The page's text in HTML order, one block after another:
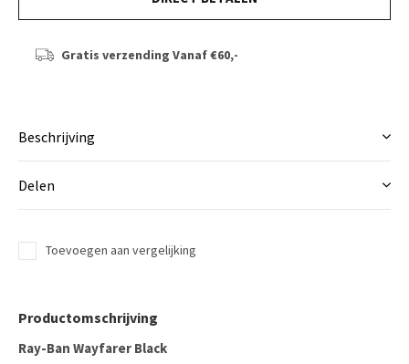
Gratis verzending Vanaf €60,-
Beschrijving
Delen
Toevoegen aan vergelijking
Productomschrijving
Ray-Ban Wayfarer Black